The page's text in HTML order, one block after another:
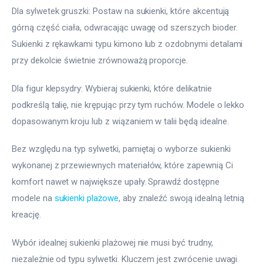
Dla sylwetek gruszki: Postaw na sukienki, które akcentują
górną część ciała, odwracając uwagę od szerszych bioder.
Sukienki z rękawkami typu kimono lub z ozdobnymi detalami
przy dekolcie świetnie zrównoważą proporcje.
Dla figur klepsydry: Wybieraj sukienki, które delikatnie
podkreślą talię, nie krępując przy tym ruchów. Modele o lekko
dopasowanym kroju lub z wiązaniem w talii będą idealne.
Bez względu na typ sylwetki, pamiętaj o wyborze sukienki
wykonanej z przewiewnych materiałów, które zapewnią Ci
komfort nawet w największe upały. Sprawdź dostępne
modele na sukienki plażowe, aby znaleźć swoją idealną letnią
kreację.
Wybór idealnej sukienki plażowej nie musi być trudny,
niezależnie od typu sylwetki. Kluczem jest zwrócenie uwagi